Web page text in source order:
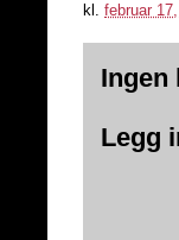
kl. februar
Ingen
Legg